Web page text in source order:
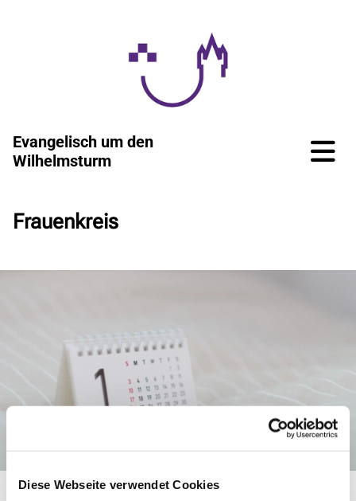
Diese Webseite verwendet Cookies
Evangelisch um den
Wilhelmsturm
Frauenkreis